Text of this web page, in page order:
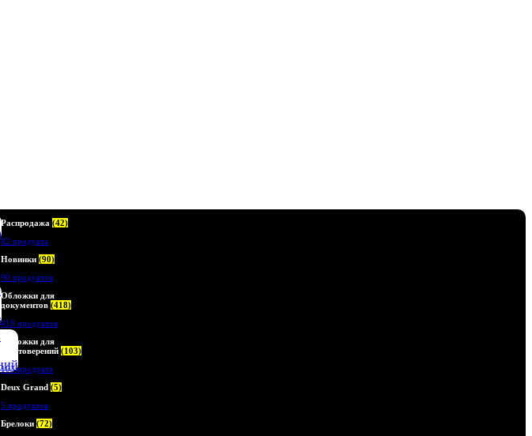
Распродажа (42)
42 продукта
Новинки (90)
90 продуктов
Обложки для
документов (418)
418 продуктов
Обложки для
удостоверений (103)
103 продукта
Deux Grand (5)
5 продуктов
Брелоки (72)